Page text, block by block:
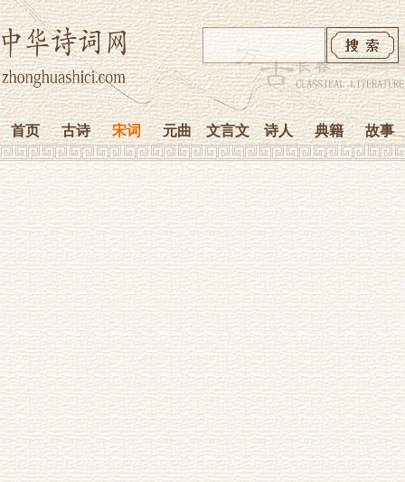
首页 古诗 宋词 元曲 文言文 诗人 典籍 故事